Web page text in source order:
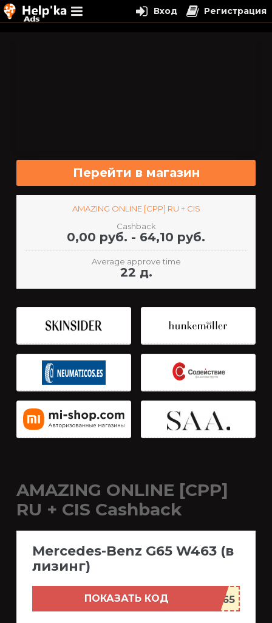
Перейти в магазин
AMAZING ONLINE [CPP] RU + CIS
Cashback
0,00 руб. - 64,10 руб.
Average approve time
22 д.
AMAZING ONLINE [CPP]
RU + CIS Cashback
Mercedes-Benz G65 W463 (в
лизинг)
ПОКАЗАТЬ КОД
Вход Регистрация